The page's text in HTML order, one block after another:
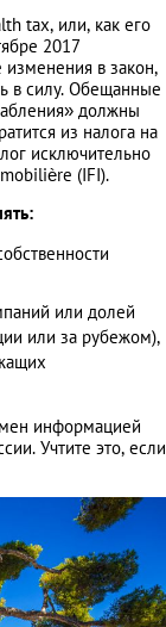
tax, или, как его
2017
в закон,
в силу. Обещанные
должны
из налога на
исключительно
(IFI).
или долей
или за рубежом),
информацией
Учтите это, если